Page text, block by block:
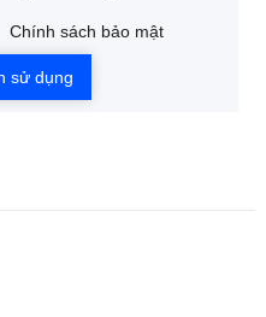
Chính sách bảo mật
sử dụng